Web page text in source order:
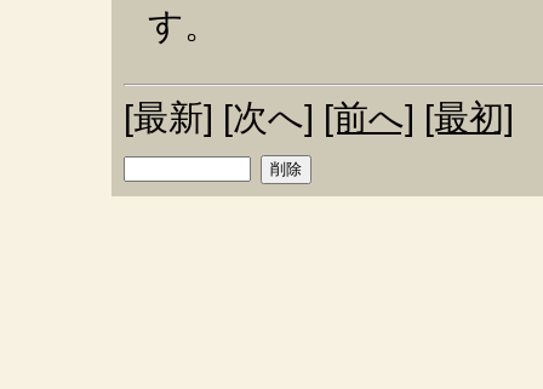
す。
[最新] [次へ] [前へ] [最初]